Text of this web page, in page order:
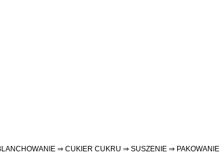
⇒ CUKIER CUKRU ⇒ SUSZENIE ⇒ PAKOWANIE